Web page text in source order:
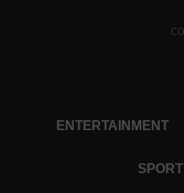
ENTERTAINMENT
SPORT